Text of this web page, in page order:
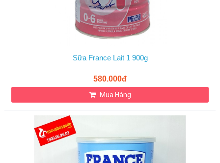
Sữa France Lait 1 900g
580.000đ
Mua Hàng